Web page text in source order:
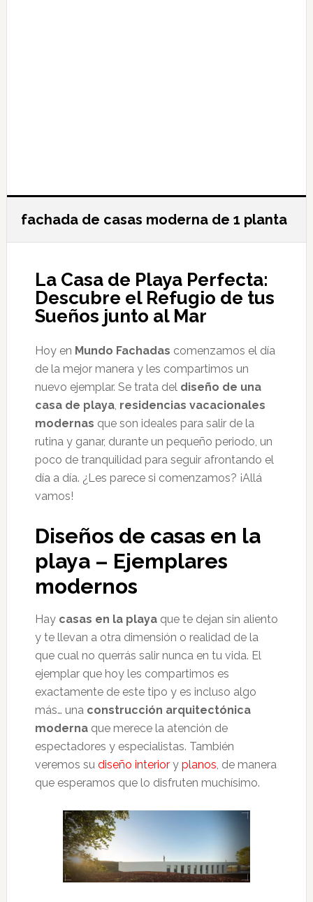
fachada de casas moderna de 1 planta
La Casa de Playa Perfecta:
Descubre el Refugio de tus
Sueños junto al Mar
Hoy en Mundo Fachadas comenzamos el día
de la mejor manera y les compartimos un
nuevo ejemplar. Se trata del diseño de una
casa de playa, residencias vacacionales
modernas que son ideales para salir de la
rutina y ganar, durante un pequeño periodo, un
poco de tranquilidad para seguir afrontando el
día a día. ¿Les parece si comenzamos? ¡Allá
vamos!
Diseños de casas en la
playa – Ejemplares
modernos
Hay casas en la playaque te dejan sin aliento
y te llevan a otra dimensión o realidad de la
que cual no querrás salir nunca en tu vida. El
ejemplar que hoy les compartimos es
exactamente de este tipo y es incluso algo
más… una construcción arquitectónica
modernaque merece la atención de
espectadores y especialistas. También
veremos su diseño interiory planos, de manera
que esperamos que lo disfruten muchísimo.